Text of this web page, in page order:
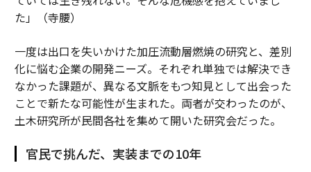
た」（寺腰）
一度は出口を失いかけた加圧流動層燃焼の研究と、差別
化に悩む企業の開発ニーズ。それぞれ単独では解決でき
なかった課題が、異なる文脈をもつ知見として出会った
ことで新たな可能性が生まれた。両者が交わったのが、
土木研究所が民間各社を集めて開いた研究会だった。
官民で挑んだ、実装までの10年